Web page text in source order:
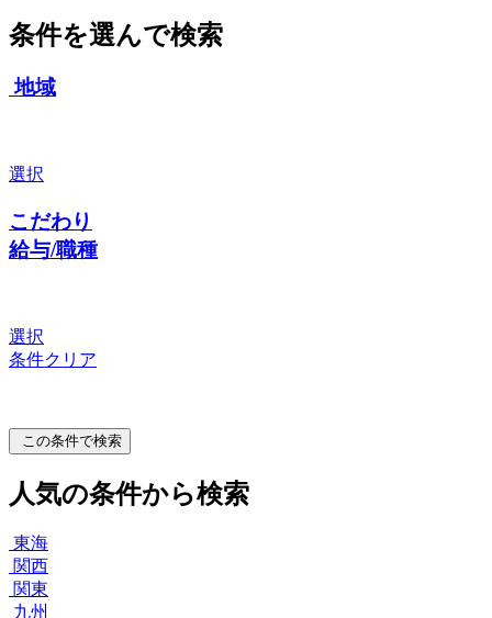
条件を選んで検索
地域
選択
こだわり
給与/職種
選択
条件クリア
この条件で検索
人気の条件から検索
東海
関西
関東
九州